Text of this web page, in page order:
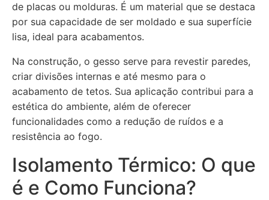
de placas ou molduras. É um material que se destaca
por sua capacidade de ser moldado e sua superfície
lisa, ideal para acabamentos.
Na construção, o gesso serve para revestir paredes,
criar divisões internas e até mesmo para o
acabamento de tetos. Sua aplicação contribui para a
estética do ambiente, além de oferecer
funcionalidades como a redução de ruídos e a
resistência ao fogo.
Isolamento Térmico: O que
é e Como Funciona?